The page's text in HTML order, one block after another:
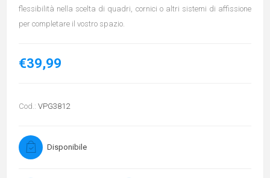
flessibilità nella scelta di quadri, cornici o altri sistemi di affissione
per completare il vostro spazio.
€39,99
Cod.: VPG3812
Disponibile